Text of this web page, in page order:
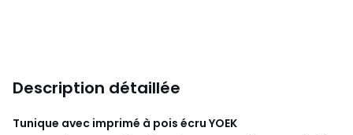
Description détaillée
Tunique avec imprimé à pois écru YOEK